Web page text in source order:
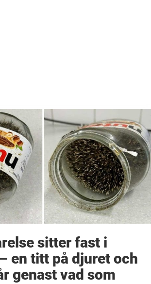
sitter fast i
en titt på djuret och
genast vad som